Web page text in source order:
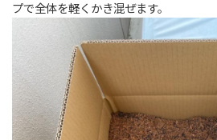
プで全体を軽くかき混ぜます。